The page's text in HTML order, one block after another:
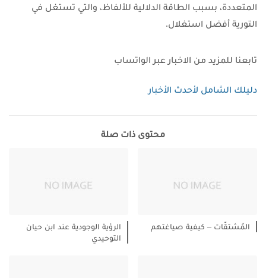
المتعددة، بسبب الطاقة الدلالية للألفاظ، والتي تستغل في
التورية أفضل استغلال.
تابعنا للمزيد من الاخبار عبر الواتساب
دليلك الشامل لأحدث الأخبار
محتوى ذات صلة
المُشتقّات – كيفية صياغتهم
الرؤية الوجودية عند ابن حيان
التوحيدي